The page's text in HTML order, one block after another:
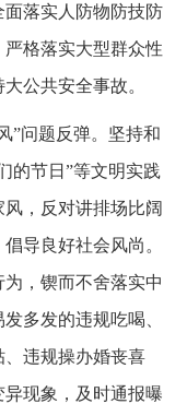
落实人防物防技防
格落实大型群众性
公共安全事故。
”问题反弹。坚持和
的节日”等文明实践
，反对讲排场比阔
导良好社会风尚。
，锲而不舍落实中
多发的违规吃喝、
违规操办婚丧喜
现象，及时通报曝